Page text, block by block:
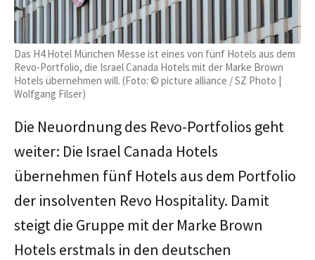
Das H4 Hotel München Messe ist eines von fünf Hotels aus dem
Revo-Portfolio, die Israel Canada Hotels mit der Marke Brown
Hotels übernehmen will. (Foto: © picture alliance / SZ Photo |
Wolfgang Filser)
Die Neuordnung des Revo-Portfolios geht
weiter: Die Israel Canada Hotels
übernehmen fünf Hotels aus dem Portfolio
der insolventen Revo Hospitality. Damit
steigt die Gruppe mit der Marke Brown
Hotels erstmals in den deutschen